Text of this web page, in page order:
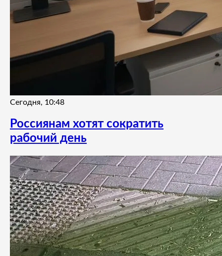
Сегодня, 10:48
Россиянам хотят сократить
рабочий день